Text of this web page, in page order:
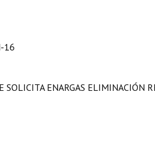
16
SOLICITA ENARGAS ELIMINACIÓN